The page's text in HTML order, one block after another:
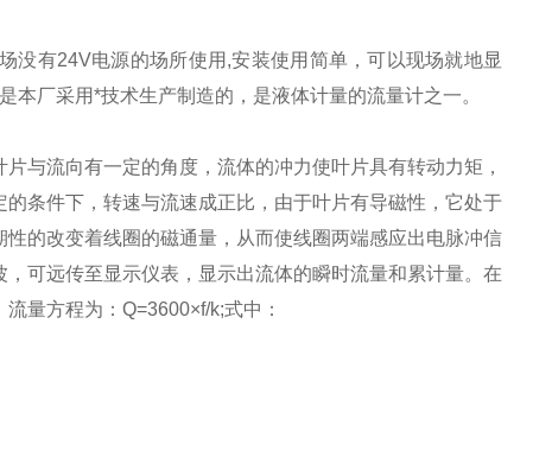
没有24V电源的场所使用,安装使用简单，可以现场就地显
厂采用*技术生产制造的，是液体计量的流量计之一。
与流向有一定的角度，流体的冲力使叶片具有转动力矩，
条件下，转速与流速成正比，由于叶片有导磁性，它处于
的改变着线圈的磁通量，从而使线圈两端感应出电脉冲信
可远传至显示仪表，显示出流体的瞬时流量和累计量。在
量方程为：Q=3600×f/k;式中：